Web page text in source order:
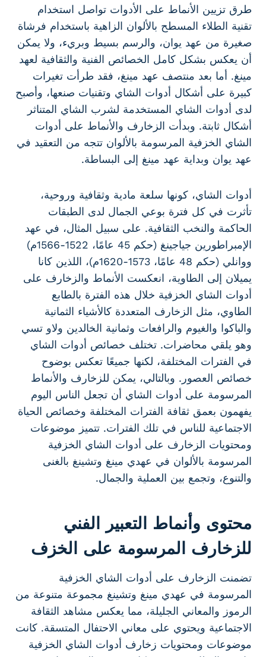
طرق تزيين الأنماط على الأدوات تواصل استخدام
تقنية الطلاء المسطح بالألوان الزاهية باستخدام فرشاة
صغيرة من عهد يوان، والرسم بسيط وبريء، ولا يمكن
أن يعكس بشكل كامل الخصائص الفنية والثقافية لعهد
مينغ. أما بعد منتصف عهد مينغ، فقد طرأت تغيرات
كبيرة على أشكال أدوات الشاي وتقنيات صنعها، وأصبح
لدى أدوات الشاي المستخدمة لشرب الشاي المتناثر
أشكال ثابتة. وبدأت الزخارف والأنماط على أدوات
الشاي الخزفية المرسومة بالألوان تتجه من التعقيد في
عهد يوان وبداية عهد مينغ إلى البساطة.
أدوات الشاي، كونها سلعة مادية وثقافية وروحية،
تأثرت في كل فترة بوعي الجمال لدى الطبقات
الحاكمة والنخب الثقافية. على سبيل المثال، في عهد
الإمبراطورين جياجينغ (حكم 45 عامًا، 1522-1566م)
ووانلي (حكم 48 عامًا، 1573-1620م)، اللذين كانا
يميلان إلى الطاوية، انعكست الأنماط والزخارف على
أدوات الشاي الخزفية خلال هذه الفترة بالطابع
الطاوي، مثل الزخارف المتعددة كالأشياء الثمانية
والباكوا والغيوم والرافعات وثمانية الخالدين ولاو تسي
وهو يلقي محاضرات. تختلف خصائص أدوات الشاي
في الفترات المختلفة، لكنها جميعًا تعكس بوضوح
خصائص العصور. وبالتالي، يمكن للزخارف والأنماط
المرسومة على أدوات الشاي أن تجعل الناس اليوم
يفهمون بعمق ثقافة الفترات المختلفة وخصائص الحياة
الاجتماعية للناس في تلك الفترات. تتميز موضوعات
ومحتويات الزخارف على أدوات الشاي الخزفية
المرسومة بالألوان في عهدي مينغ وتشينغ بالغنى
والتنوع، وتجمع بين العملية والجمال.
محتوى وأنماط التعبير الفني
للزخارف المرسومة على الخزف
تضمنت الزخارف على أدوات الشاي الخزفية
المرسومة في عهدي مينغ وتشينغ مجموعة متنوعة من
الرموز والمعاني الجليلة، مما يعكس مشاهد الثقافة
الاجتماعية ويحتوي على معاني الاحتفال المتسقة. كانت
موضوعات ومحتويات زخارف أدوات الشاي الخزفية